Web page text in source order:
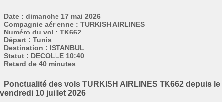
Date : dimanche 17 mai 2026
Compagnie aérienne : TURKISH AIRLINES
Numéro du vol : TK662
Départ : Tunis
Destination : ISTANBUL
Statut : DECOLLE 10:40
Retard de 40 minutes
Ponctualité des vols TURKISH AIRLINES TK662 depuis le
vendredi 10 juillet 2026